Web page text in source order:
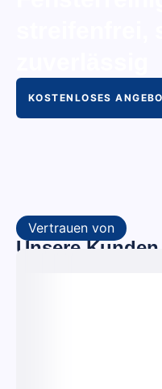
KOSTENLOSES
Vertrauen von
Unsere Kunden